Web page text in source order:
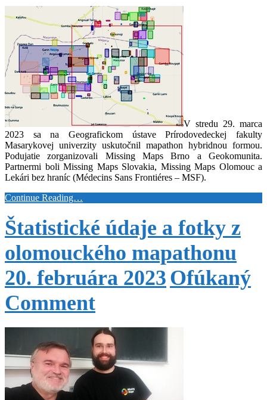
V stredu 29. marca
2023 sa na Geografickom ústave Prírodovedeckej fakulty
Masarykovej univerzity uskutočnil mapathon hybridnou formou.
Podujatie zorganizovali Missing Maps Brno a Geokomunita.
Partnermi boli Missing Maps Slovakia, Missing Maps Olomouc a
Lekári bez hraníc (Médecins Sans Frontiéres – MSF).
Continue Reading…
Štatistické údaje a fotky z
olomouckého mapathonu
20. februára 2023 Ofúkaný
Comment